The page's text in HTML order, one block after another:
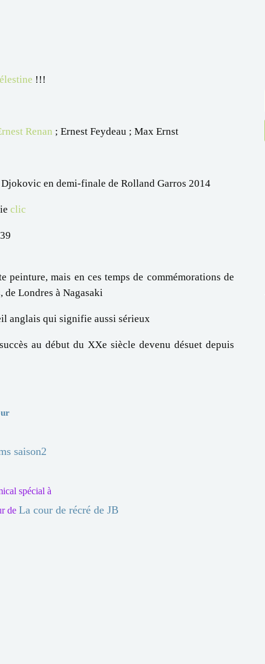
!!!
Renan ; Ernest Feydeau ; Max Ernst
en demi-finale de Rolland Garros 2014
clic
mais en ces temps de commémorations de
Londres à Nagasaki
anglais qui signifie aussi sérieux
au début du XXe siècle devenu désuet depuis
saison2
spécial à
de La cour de récré de JB